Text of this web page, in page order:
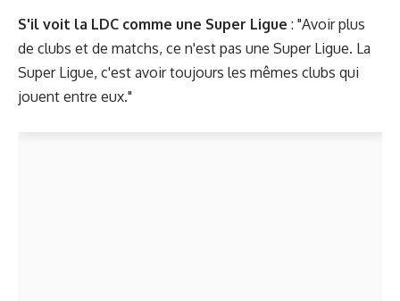
S'il voit la LDC comme une Super Ligue : "Avoir plus
de clubs et de matchs, ce n'est pas une Super Ligue. La
Super Ligue, c'est avoir toujours les mêmes clubs qui
jouent entre eux."